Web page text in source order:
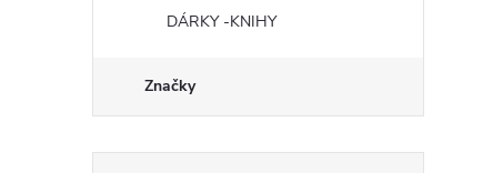
DÁRKY -KNIHY
Značky